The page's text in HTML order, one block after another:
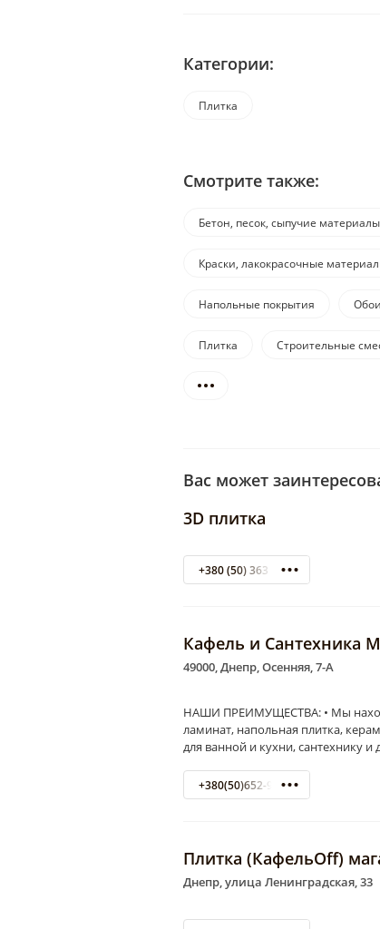
Категории:
Плитка
Смотрите также:
Бетон, песок, сыпучие материалы
Краски, лакокрасочные
Напольные покрытия
Плитка Строительные
Вас может
3D плитка
+380 (50) 363 22 80
Кафель и Сантехника
49000, Днепр, Осенняя, 7-А
НАШИ ПРЕИМУЩЕСТВА: • Мы
ламинат, напольная плитка,
для ванной и кухни, сантехнику и
+380(50)652-99-89
Плитка (КафельOff)
Днепр, улица Ленинградская, 33